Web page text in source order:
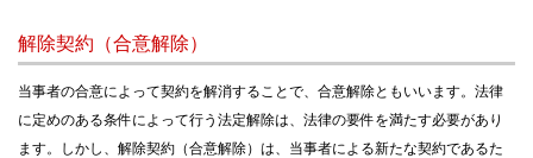
解除契約（合意解除）
当事者の合意によって契約を解消することで、合意解除ともいいます。法律
に定めのある条件によって行う法定解除は、法律の要件を満たす必要があり
ます。しかし、解除契約（合意解除）は、当事者による新たな契約であるた